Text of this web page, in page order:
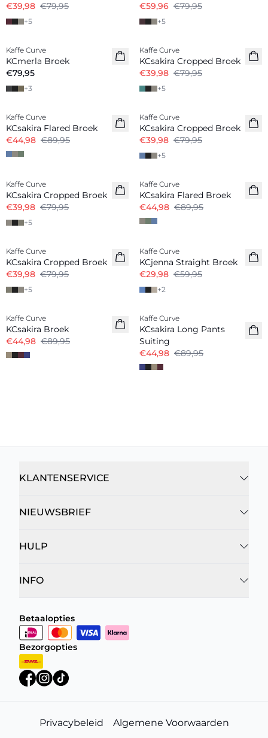
€39,98 €79,95
+5
€59,96 €79,95
+5
Kaffe Curve
KCmerla Broek
€79,95
+3
Kaffe Curve
KCsakira Cropped Broek
€39,98 €79,95
+5
Kaffe Curve
KCsakira Flared Broek
€44,98 €89,95
Kaffe Curve
KCsakira Cropped Broek
€39,98 €79,95
+5
Kaffe Curve
KCsakira Cropped Broek
€39,98 €79,95
+5
Kaffe Curve
KCsakira Flared Broek
€44,98 €89,95
Kaffe Curve
KCsakira Cropped Broek
€39,98 €79,95
+5
Kaffe Curve
KCjenna Straight Broek
€29,98 €59,95
+2
Kaffe Curve
KCsakira Broek
€44,98 €89,95
Kaffe Curve
KCsakira Long Pants
Suiting
€44,98 €89,95
KLANTENSERVICE
NIEUWSBRIEF
HULP
INFO
Betaalopties
Bezorgopties
Privacybeleid Algemene Voorwaarden